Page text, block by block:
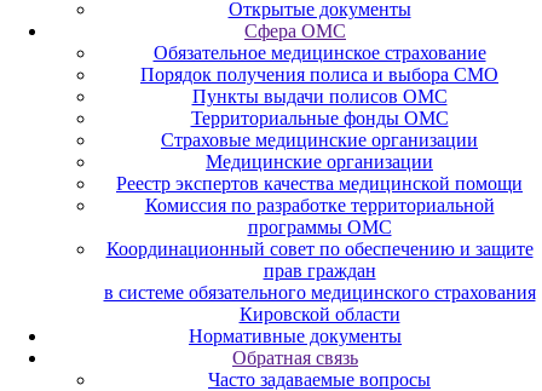
Открытые документы
Сфера ОМС
Обязательное медицинское страхование
Порядок получения полиса и выбора СМО
Пункты выдачи полисов ОМС
Территориальные фонды ОМС
Страховые медицинские организации
Медицинские организации
Реестр экспертов качества медицинской помощи
Комиссия по разработке территориальной
программы ОМС
Координационный совет по обеспечению и защите
прав граждан
в системе обязательного медицинского страхования
Кировской области
Нормативные документы
Обратная связь
Часто задаваемые вопросы